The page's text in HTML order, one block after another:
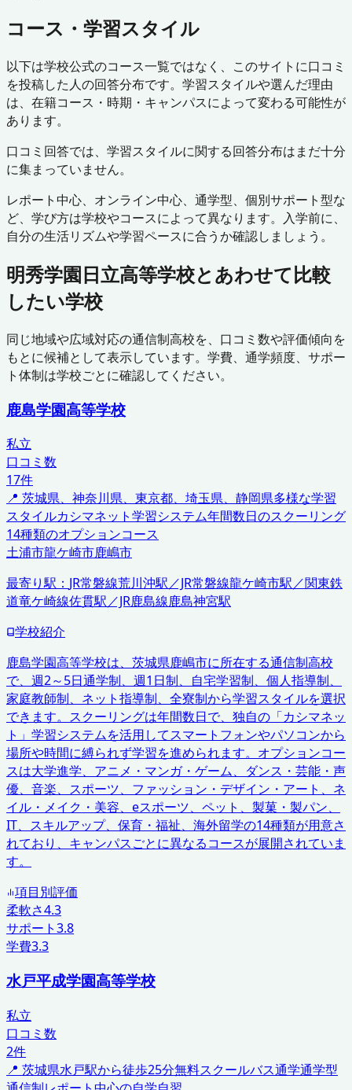
コース・学習スタイル
以下は学校公式のコース一覧ではなく、このサイトに口コミ
を投稿した人の回答分布です。学習スタイルや選んだ理由
は、在籍コース・時期・キャンパスによって変わる可能性が
あります。
口コミ回答では、学習スタイルに関する回答分布はまだ十分
に集まっていません。
レポート中心、オンライン中心、通学型、個別サポート型な
ど、学び方は学校やコースによって異なります。入学前に、
自分の生活リズムや学習ペースに合うか確認しましょう。
明秀学園日立高等学校とあわせて比較
したい学校
同じ地域や広域対応の通信制高校を、口コミ数や評価傾向を
もとに候補として表示しています。学費、通学頻度、サポー
ト体制は学校ごとに確認してください。
鹿島学園高等学校
私立
口コミ数
17件
📍 茨城県、神奈川県、東京都、埼玉県、静岡県多様な学習
スタイルカシマネット学習システム年間数日のスクーリング
14種類のオプションコース
土浦市龍ケ崎市鹿嶋市
最寄り駅： JR常磐線荒川沖駅／JR常磐線龍ケ崎市駅／関東鉄
道竜ケ崎線佐貫駅／JR鹿島線鹿島神宮駅
学校紹介
鹿島学園高等学校は、茨城県鹿嶋市に所在する通信制高校
で、週2～5日通学制、週1日制、自宅学習制、個人指導制、
家庭教師制、ネット指導制、全寮制から学習スタイルを選択
できます。スクーリングは年間数日で、独自の「カシマネッ
ト」学習システムを活用してスマートフォンやパソコンから
場所や時間に縛られず学習を進められます。オプションコー
スは大学進学、アニメ・マンガ・ゲーム、ダンス・芸能・声
優、音楽、スポーツ、ファッション・デザイン・アート、ネ
イル・メイク・美容、eスポーツ、ペット、製菓・製パン、
IT、スキルアップ、保育・福祉、海外留学の14種類が用意さ
れており、キャンパスごとに異なるコースが展開されていま
す。
項目別評価
柔軟さ4.3
サポート3.8
学費3.3
水戸平成学園高等学校
私立
口コミ数
2件
📍 茨城県水戸駅から徒歩25分無料スクールバス通学通学型